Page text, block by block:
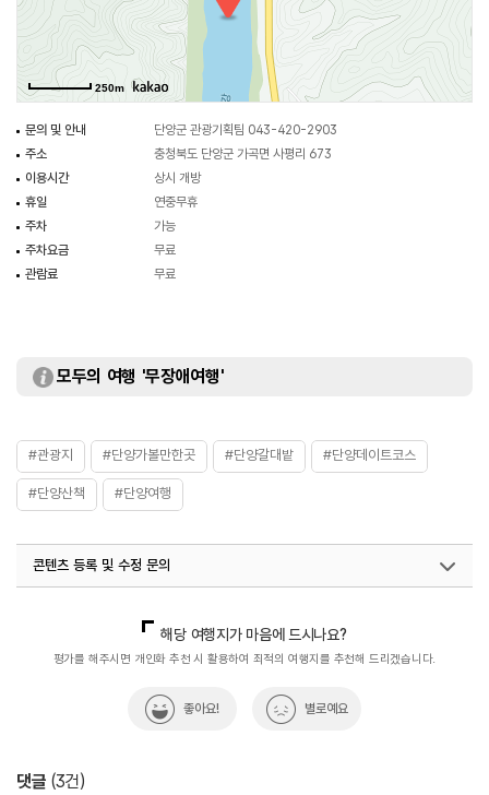
250m
문의 및 안내
단양군 관광기획팀 043-420-2903
주소
충청북도 단양군 가곡면 사평리 673
이용시간
상시 개방
휴일
연중무휴
주차
가능
주차요금
무료
관람료
무료
모두의 여행 '무장애여행'
#관광지 #단양가볼만한곳 #단양갈대밭 #단양데이트코스
#단양산책 #단양여행
콘텐츠 등록 및 수정 문의
해당 여행지가 마음에 드시나요?
평가를 해주시면 개인화 추천 시 활용하여 최적의 여행지를 추천해 드리겠습니다.
좋아요! 별로예요
댓글 (3건)